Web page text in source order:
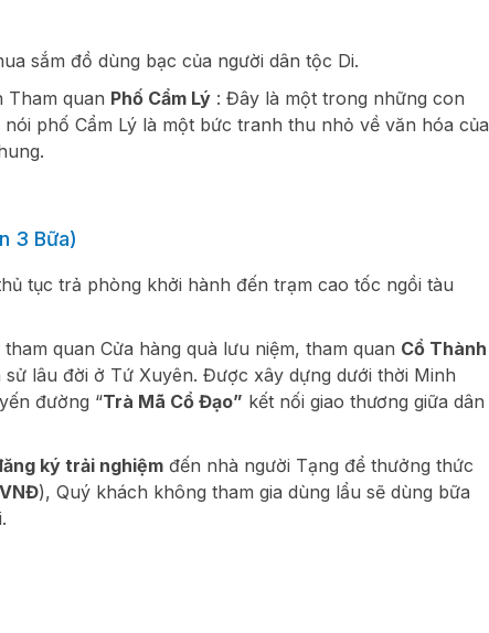
sắm đồ dùng bạc của người dân tộc Di.
Tham quan Phố Cẩm Lý : Đây là một trong những con
phố Cẩm Lý là một bức tranh thu nhỏ về văn hóa của
3 Bữa)
tục trả phòng khởi hành đến trạm cao tốc ngồi tàu
quan Cửa hàng quà lưu niệm, tham quan Cổ Thành
lâu đời ở Tứ Xuyên. Được xây dựng dưới thời Minh
đường “Trà Mã Cổ Đạo” kết nối giao thương giữa dân
ký trải nghiệm đến nhà người Tạng để thưởng thức
), Quý khách không tham gia dùng lẩu sẽ dùng bữa